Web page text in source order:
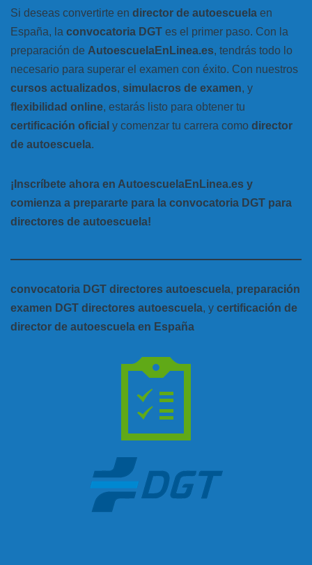
Si deseas convertirte en director de autoescuela en
España, la convocatoria DGT es el primer paso. Con la
preparación de AutoescuelaEnLinea.es, tendrás todo lo
necesario para superar el examen con éxito. Con nuestros
cursos actualizados, simulacros de examen, y
flexibilidad online, estarás listo para obtener tu
certificación oficial y comenzar tu carrera como director
de autoescuela.
¡Inscríbete ahora en AutoescuelaEnLinea.es y
comienza a prepararte para la convocatoria DGT para
directores de autoescuela!
convocatoria DGT directores autoescuela, preparación
examen DGT directores autoescuela, y certificación de
director de autoescuela en España